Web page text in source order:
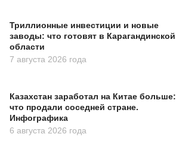
Триллионные инвестиции и новые
заводы: что готовят в Карагандинской
области
7 августа 2026 года
Казахстан заработал на Китае больше:
что продали соседней стране.
Инфографика
6 августа 2026 года